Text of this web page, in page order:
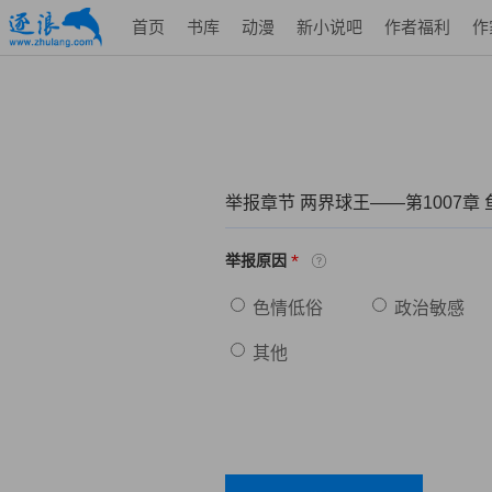
首页 书库 动漫 新小说吧 作者福利 作
举报章节 两界球王——第1007章
举报原因 *
色情低俗 政治敏感
其他